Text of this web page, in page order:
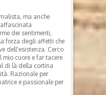
ma anche
dei sentimenti,
forza degli affetti che
dell'esistenza. Cerco
mio cuore e far tacere
di là della cortina
Razionale per
e passionale per